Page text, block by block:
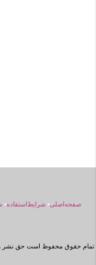
صفحه‌اصلی• شرایط‌استفاده•
تمام حقوق محفوظ است حق نشر و